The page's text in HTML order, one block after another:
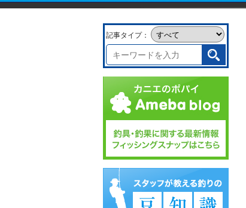
記事タイプ：